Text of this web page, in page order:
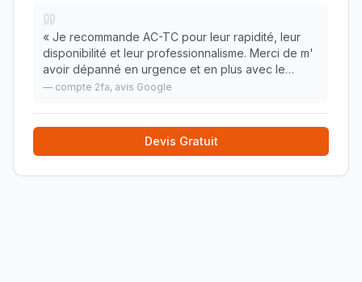
« Je recommande AC-TC pour leur rapidité, leur
disponibilité et leur professionnalisme. Merci de m'
avoir dépanné en urgence et en plus avec le
sourire.»
— compte 2fa, avis Google
Devis Gratuit